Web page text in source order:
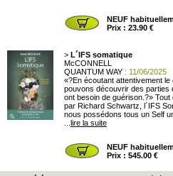
NEUF
Prix : 23.90 €
> L´IFS somatique
McCONNELL
QUANTUM WAY : 11/06/2025
«?En écoutant attentivement le
pouvons découvrir des parties
ont besoin de guérison.?» Tout
par Richard Schwartz, l´IFS
nous possédons tous un Self
lire la suite
NEUF
Prix : 545.00 €